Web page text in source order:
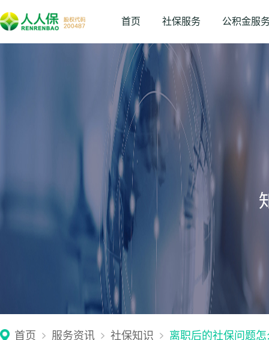
首页 社保服务 公积金服
首页 服务资讯 社保知识 离职后的社保问题